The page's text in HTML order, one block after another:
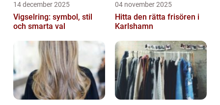
14 december 2025
Vigselring: symbol, stil
och smarta val
04 november 2025
Hitta den rätta frisören i
Karlshamn